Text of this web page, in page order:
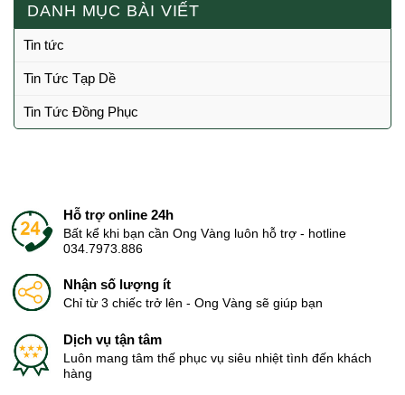
DANH MỤC BÀI VIẾT
Tin tức
Tin Tức Tạp Dề
Tin Tức Đồng Phục
Hỗ trợ online 24h
Bất kể khi bạn cần Ong Vàng luôn hỗ trợ - hotline
034.7973.886
Nhận số lượng ít
Chỉ từ 3 chiếc trở lên - Ong Vàng sẽ giúp bạn
Dịch vụ tận tâm
Luôn mang tâm thế phục vụ siêu nhiệt tình đến khách
hàng